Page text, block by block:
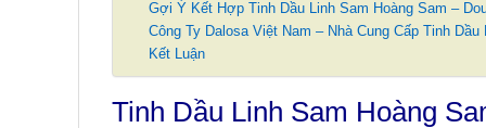
Gợi Ý Kết Hợp Tinh Dầu Linh Sam Hoàng Sam –
Công Ty Dalosa Việt Nam – Nhà Cung Cấp Tinh
Kết Luận
Tinh Dầu Linh Sam Hoàng